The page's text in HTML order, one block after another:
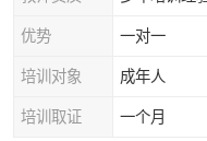
优势 一对一
培训对象 成年人
培训取证 一个月